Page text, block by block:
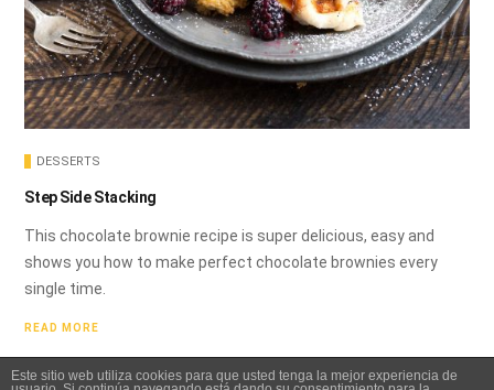
DESSERTS
Step Side Stacking
This chocolate brownie recipe is super delicious, easy and
shows you how to make perfect chocolate brownies every
single time.
READ MORE
Este sitio web utiliza cookies para que usted tenga la mejor experiencia de